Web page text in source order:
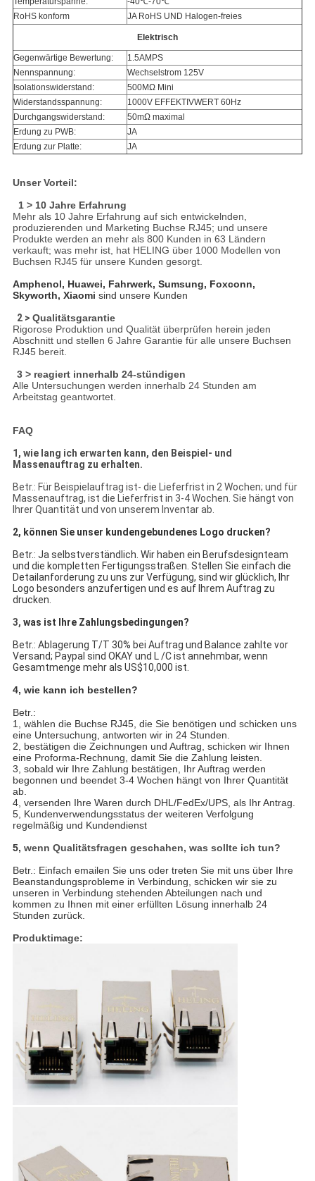
RoHS konform
JA RoHS UND Halogen-freies
Elektrisch
Gegenwärtige Bewertung:
1.5AMPS
Nennspannung:
Wechselstrom 125V
Isolationswiderstand:
500MΩ Mini
Widerstandsspannung:
1000V EFFEKTIVWERT 60Hz
Durchgangswiderstand:
50mΩ maximal
Erdung zu PWB:
JA
Erdung zur Platte:
JA
Unser Vorteil:
1 > 10 Jahre Erfahrung
Mehr als 10 Jahre Erfahrung auf sich entwickelnden,
produzierenden und Marketing Buchse RJ45; und unsere
Produkte werden an mehr als 800 Kunden in 63 Ländern
verkauft; was mehr ist, hat HELING über 1000 Modellen von
Buchsen RJ45 für unsere Kunden gesorgt.
Amphenol, Huawei, Fahrwerk, Sumsung, Foxconn,
Skyworth, Xiaomi sind unsere Kunden
2 > Qualitätsgarantie
Rigorose Produktion und Qualität überprüfen herein jeden
Abschnitt und stellen 6 Jahre Garantie für alle unsere Buchsen
RJ45 bereit.
3 > reagiert innerhalb 24-stündigen
Alle Untersuchungen werden innerhalb 24 Stunden am
Arbeitstag geantwortet.
FAQ
1, wie lang ich erwarten kann, den Beispiel- und
Massenauftrag zu erhalten.
Betr.: Für Beispielauftrag ist- die Lieferfrist in 2 Wochen; und für
Massenauftrag, ist die Lieferfrist in 3-4 Wochen. Sie hängt von
Ihrer Quantität und von unserem Inventar ab.
2, können Sie unser kundengebundenes Logo drucken?
Betr.: Ja selbstverständlich. Wir haben ein Berufsdesignteam
und die kompletten Fertigungsstraßen. Stellen Sie einfach die
Detailanforderung zu uns zur Verfügung, sind wir glücklich, Ihr
Logo besonders anzufertigen und es auf Ihrem Auftrag zu
drucken.
3, was ist Ihre Zahlungsbedingungen?
Betr.: Ablagerung T/T 30% bei Auftrag und Balance zahlte vor
Versand; Paypal sind OKAY und L /C ist annehmbar, wenn
Gesamtmenge mehr als US$10,000 ist.
4, wie kann ich bestellen?
Betr.:
1, wählen die Buchse RJ45, die Sie benötigen und schicken uns
eine Untersuchung, antworten wir in 24 Stunden.
2, bestätigen die Zeichnungen und Auftrag, schicken wir Ihnen
eine Proforma-Rechnung, damit Sie die Zahlung leisten.
3, sobald wir Ihre Zahlung bestätigen, Ihr Auftrag werden
begonnen und beendet 3-4 Wochen hängt von Ihrer Quantität
ab.
4, versenden Ihre Waren durch DHL/FedEx/UPS, als Ihr Antrag.
5, Kundenverwendungsstatus der weiteren Verfolgung
regelmäßig und Kundendienst
5, wenn Qualitätsfragen geschahen, was sollte ich tun?
Betr.: Einfach emailen Sie uns oder treten Sie mit uns über Ihre
Beanstandungsprobleme in Verbindung, schicken wir sie zu
unseren in Verbindung stehenden Abteilungen nach und
kommen zu Ihnen mit einer erfüllten Lösung innerhalb 24
Stunden zurück.
Produktimage: